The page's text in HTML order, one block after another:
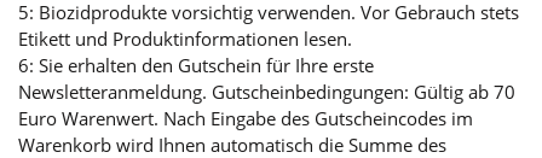
5: Biozidprodukte vorsichtig verwenden. Vor Gebrauch stets
Etikett und Produktinformationen lesen.
6: Sie erhalten den Gutschein für Ihre erste
Newsletteranmeldung. Gutscheinbedingungen: Gültig ab 70
Euro Warenwert. Nach Eingabe des Gutscheincodes im
Warenkorb wird Ihnen automatisch die Summe des